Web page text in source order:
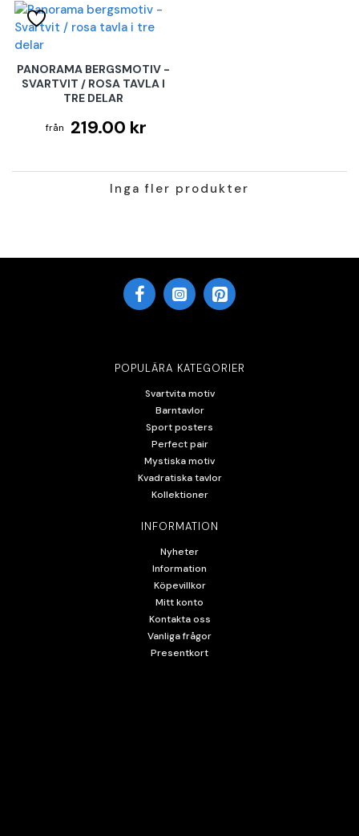
PANORAMA BERGSMOTIV -
SVARTVIT / ROSA TAVLA I
TRE DELAR
219.00 kr
Inga fler produkter
POPULÄRA KATEGORIER
Svartvita motiv
Barntavlor
Sport posters
Perfect pair
Mystiska motiv
Kvadratiska tavlor
Kollektioner
INFORMATION
Nyheter
Information
Köpevillkor
Mitt konto
Kontakta oss
Vanliga frågor
Presentkort